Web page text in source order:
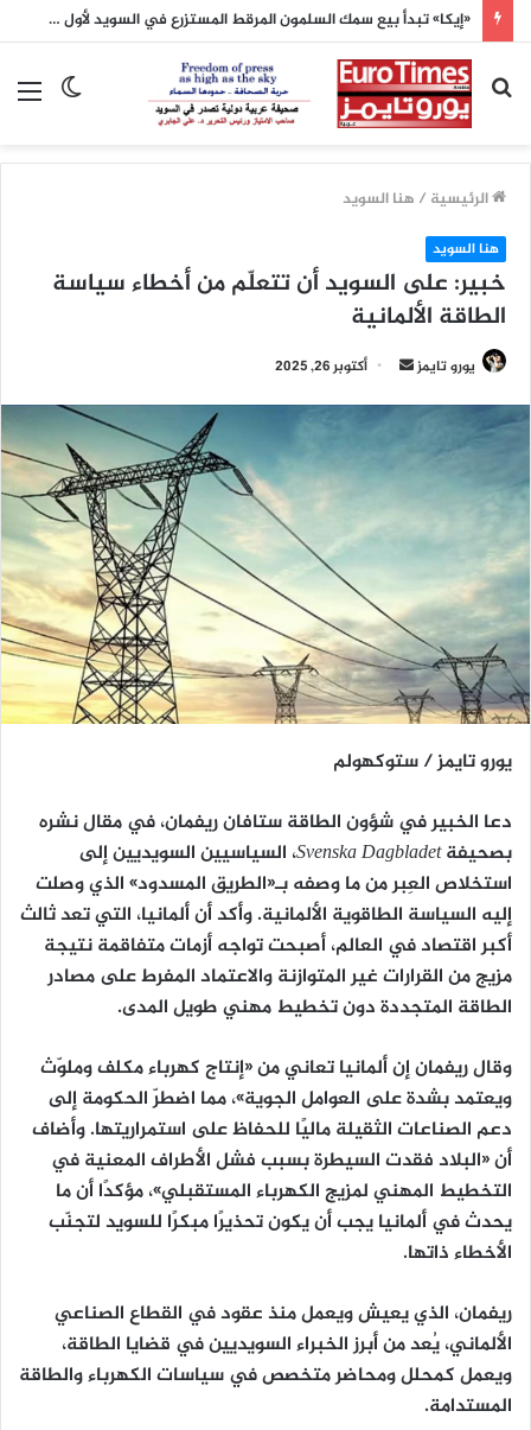
الأرصاد الفرنسية: الأشهر الثلاثة المقبلة ستكون أدفأ من المعدلات الطبيعية
الوضع
بحث
عن
الرئيسية / هنا السويد
هنا السويد
خبير: على السويد أن تتعلّم من أخطاء سياسة
الطاقة الألمانية
يورو تايمز
أرسل
إلكترونيا
أكتوبر 26, 2025
يورو تايمز / ستوكهولم
دعا الخبير في شؤون الطاقةستافان ريفمان، في مقال نشره
بصحيفةSvenska Dagbladet، السياسيين السويديين إلى
استخلاص العِبر من ما وصفه بـ«الطريق المسدود» الذي وصلت
إليه السياسة الطاقوية الألمانية. وأكد أن ألمانيا، التي تعد ثالث
أكبر اقتصاد في العالم، أصبحت تواجه أزمات متفاقمة نتيجة
مزيج من القرارات غير المتوازنة والاعتماد المفرط على مصادر
الطاقة المتجددة دون تخطيط مهني طويل المدى.
وقال ريفمان إن ألمانيا تعاني من «إنتاج كهرباء مكلف وملوّث
ويعتمد بشدة على العوامل الجوية»، مما اضطرّ الحكومة إلى
دعم الصناعات الثقيلة ماليًا للحفاظ على استمراريتها. وأضاف
أن «البلاد فقدت السيطرة بسبب فشل الأطراف المعنية في
التخطيط المهني لمزيج الكهرباء المستقبلي»، مؤكدًا أن ما
يحدث في ألمانيا يجب أن يكونتحذيرًا مبكرًا للسويدلتجنّب
الأخطاء ذاتها.
ريفمان، الذي يعيش ويعمل منذ عقود في القطاع الصناعي
الألماني، يُعد من أبرز الخبراء السويديين في قضايا الطاقة،
ويعمل كمحلل ومحاضر متخصص في سياسات الكهرباء والطاقة
المستدامة.